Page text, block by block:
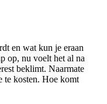
en wat kun je eraan
op, nu voelt het al na
beklimt. Naarmate
te kosten. Hoe komt